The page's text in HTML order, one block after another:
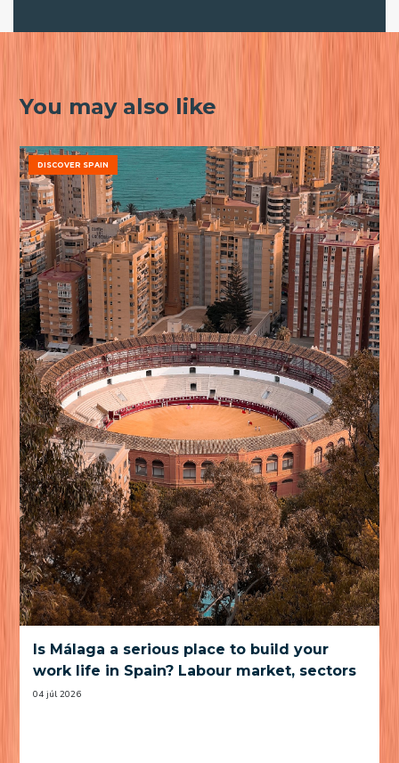
You may also like
DISCOVER SPAIN
Is Málaga a serious place to build your
work life in Spain? Labour market, sectors
and practical trade-offs
04 júl 2026